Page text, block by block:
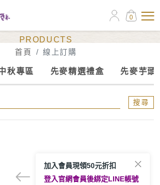
0
PRODUCTS
首頁
線上訂購
秋專區 先麥精選禮盒 先麥芋頭
搜尋
1
加入會員現領50元折扣
登入官網會員後綁定LINE帳號